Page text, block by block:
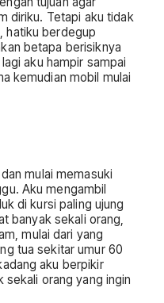
diriku. Tetapi aku tidak
hatiku berdegup
betapa berisiknya
aku hampir sampai
kemudian mobil mulai
mulai memasuki
Aku mengambil
di kursi paling ujung
banyak sekali orang,
mulai dari yang
tua sekitar umur 60
aku berpikir
sekali orang yang ingin